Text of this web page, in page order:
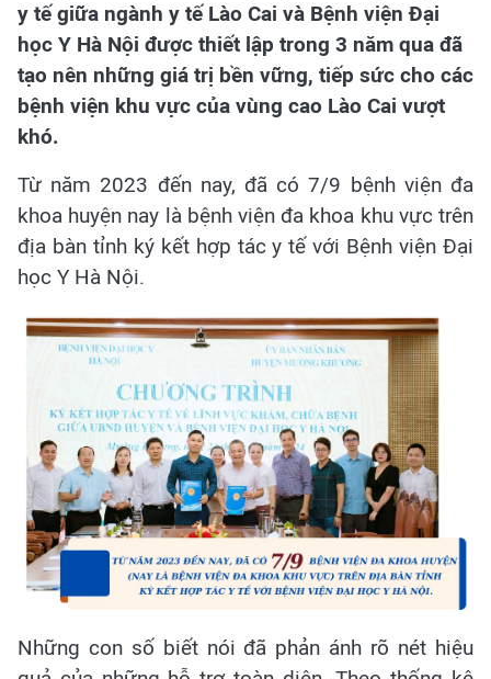
y tế giữa ngành y tế Lào Cai và Bệnh viện Đại
học Y Hà Nội được thiết lập trong 3 năm qua đã
tạo nên những giá trị bền vững, tiếp sức cho các
bệnh viện khu vực của vùng cao Lào Cai vượt
khó.
Từ năm 2023 đến nay, đã có 7/9 bệnh viện đa
khoa huyện nay là bệnh viện đa khoa khu vực trên
địa bàn tỉnh ký kết hợp tác y tế với Bệnh viện Đại
học Y Hà Nội.
Những con số biết nói đã phản ánh rõ nét hiệu